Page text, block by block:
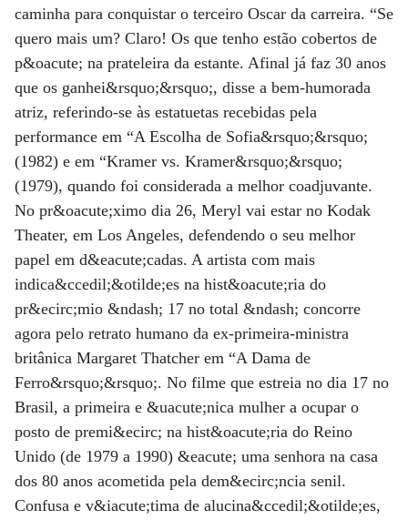
caminha para conquistar o terceiro Oscar da carreira. “Se
quero mais um? Claro! Os que tenho estão cobertos de
p&oacute; na prateleira da estante. Afinal já faz 30 anos
que os ganhei&rsquo;&rsquo;, disse a bem-humorada
atriz, referindo-se às estatuetas recebidas pela
performance em “A Escolha de Sofia&rsquo;&rsquo;
(1982) e em “Kramer vs. Kramer&rsquo;&rsquo;
(1979), quando foi considerada a melhor coadjuvante.
No pr&oacute;ximo dia 26, Meryl vai estar no Kodak
Theater, em Los Angeles, defendendo o seu melhor
papel em d&eacute;cadas. A artista com mais
indica&ccedil;&otilde;es na hist&oacute;ria do
pr&ecirc;mio &ndash; 17 no total &ndash; concorre
agora pelo retrato humano da ex-primeira-ministra
britânica Margaret Thatcher em “A Dama de
Ferro&rsquo;&rsquo;. No filme que estreia no dia 17 no
Brasil, a primeira e &uacute;nica mulher a ocupar o
posto de premi&ecirc; na hist&oacute;ria do Reino
Unido (de 1979 a 1990) &eacute; uma senhora na casa
dos 80 anos acometida pela dem&ecirc;ncia senil.
Confusa e v&iacute;tima de alucina&ccedil;&otilde;es,